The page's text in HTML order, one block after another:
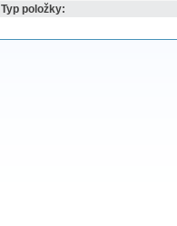
Typ položky: